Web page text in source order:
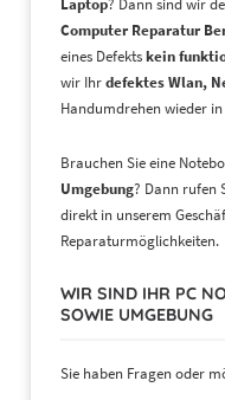
Computer Reparatur
eines Defektskein
wir Ihrdefektes Wlan,
Handumdrehen wieder
Brauchen Sie eine
Umgebung? Dann rufen
direkt in unserem
Reparaturmöglichkeiten.
WIR SIND IHR PC
SOWIE UMGEBUNG
Sie haben Fragen oder